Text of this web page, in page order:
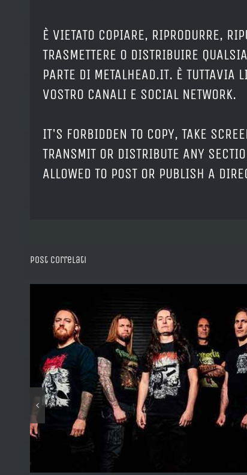
È VIETATO COPIARE, RIPRODURRE,
TRASMETTERE O DISTRIBUIRE
PARTE DI METALHEAD.IT. È TUTTAVIA
VOSTRO CANALI E SOCIAL NETWORK.
IT'S FORBIDDEN TO COPY, TAKE
TRANSMIT OR DISTRIBUTE ANY
ALLOWED TO POST OR PUBLISH A
Post correlati